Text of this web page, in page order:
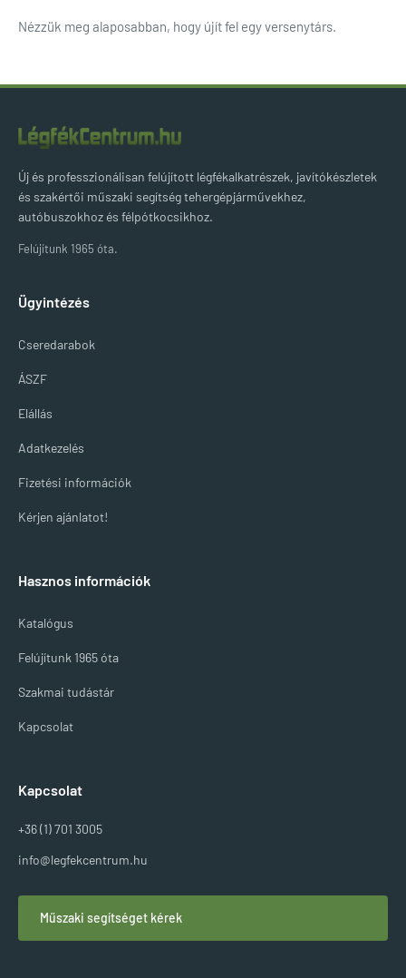
Nézzük meg alaposabban, hogy újít fel egy versenytárs.
Új és professzionálisan felújított légfékalkatrészek, javítókészletek
és szakértői műszaki segítség tehergépjárművekhez,
autóbuszokhoz és félpótkocsikhoz.
Felújítunk 1965 óta.
Ügyintézés
Cseredarabok
ÁSZF
Elállás
Adatkezelés
Fizetési információk
Kérjen ajánlatot!
Hasznos információk
Katalógus
Felújítunk 1965 óta
Szakmai tudástár
Kapcsolat
Kapcsolat
+36 (1) 701 3005
info@legfekcentrum.hu
Műszaki segítséget kérek